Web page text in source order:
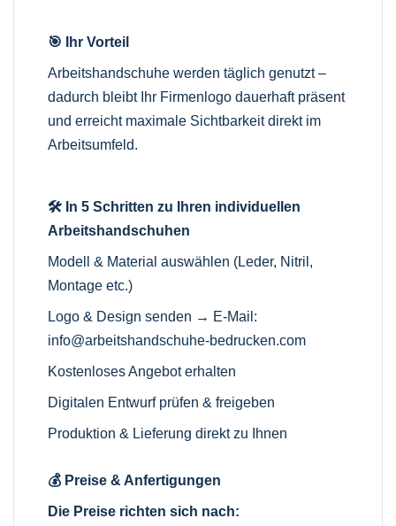
🎯 Ihr Vorteil
Arbeitshandschuhe werden täglich genutzt –
dadurch bleibt Ihr Firmenlogo dauerhaft präsent
und erreicht maximale Sichtbarkeit direkt im
Arbeitsumfeld.
🛠️ In 5 Schritten zu Ihren individuellen
Arbeitshandschuhen
Modell & Material auswählen (Leder, Nitril,
Montage etc.)
Logo & Design senden → E-Mail:
info@arbeitshandschuhe-bedrucken.com
Kostenloses Angebot erhalten
Digitalen Entwurf prüfen & freigeben
Produktion & Lieferung direkt zu Ihnen
💰 Preise & Anfertigungen
Die Preise richten sich nach: